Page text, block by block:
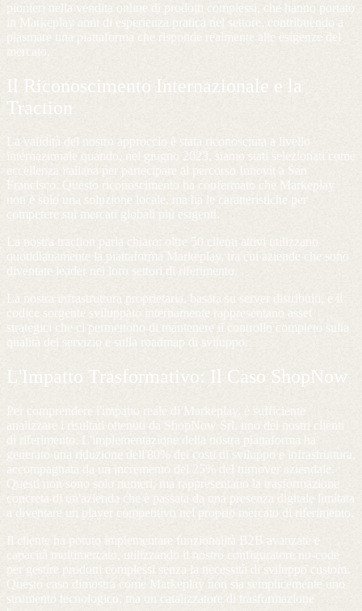
pionieri nella vendita online di prodotti complessi, che hanno portato
in Markeplay anni di esperienza pratica nel settore, contribuendo a
plasmare una piattaforma che risponde realmente alle esigenze del
Il Riconoscimento Internazionale e la
Traction
La validità del nostro approccio è stata riconosciuta a livello
internazionale quando, nel giugno 2023, siamo stati selezionati come
eccellenza italiana per partecipare al percorso Innovit a San
Francisco. Questo riconoscimento ha confermato che Markeplay
non è solo una soluzione locale, ma ha le caratteristiche per
competere sui mercati globali più esigenti.
La nostra traction parla chiaro: oltre 50 clienti attivi utilizzano
quotidianamente la piattaforma Markeplay, tra cui aziende che sono
diventate leader nei loro settori di riferimento.
La nostra infrastruttura proprietaria, basata su server distribuiti, e il
codice sorgente sviluppato internamente rappresentano asset
strategici che ci permettono di mantenere il controllo completo sulla
qualità del servizio e sulla roadmap di sviluppo.
L'Impatto Trasformativo: Il Caso ShopNow
Per comprendere l'impatto reale di Markeplay, è sufficiente
analizzare i risultati ottenuti da ShopNow Srl, uno dei nostri clienti
di riferimento. L'implementazione della nostra piattaforma ha
generato una riduzione dell'80% dei costi di sviluppo e infrastruttura,
accompagnata da un incremento del 25% del turnover aziendale.
Questi non sono solo numeri, ma rappresentano la trasformazione
concreta di un'azienda che è passata da una presenza digitale limitata
a diventare un player competitivo nel proprio mercato di riferimento.
Il cliente ha potuto implementare funzionalità B2B avanzate e
capacità multimercato, utilizzando il nostro configuratore no-code
per gestire prodotti complessi senza la necessità di sviluppo custom.
Questo caso dimostra come Markeplay non sia semplicemente uno
strumento tecnologico, ma un catalizzatore di trasformazione